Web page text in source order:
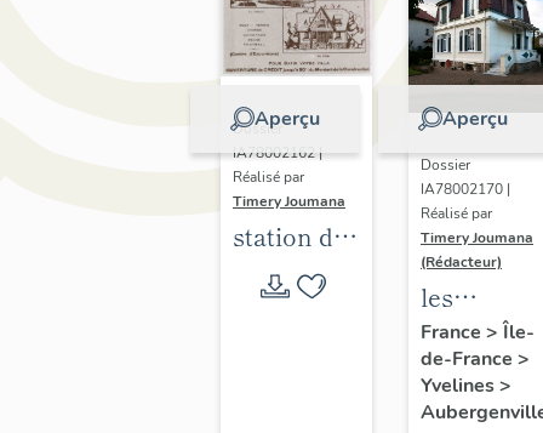
Aperçu
Dossier
IA78002162 |
Réalisé par
Timery Joumana
station de
villégiature
d'Elisabethville
Aperçu
Dossier
IA78002170 |
Réalisé par
Timery Joumana
(Rédacteur)
les
maisons
France > Île-
de-France >
Yvelines>